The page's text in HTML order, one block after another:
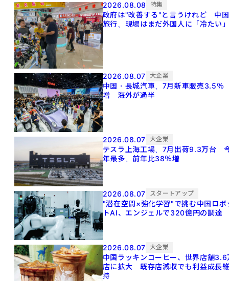
2026.08.08 特集
政府は"改善する"と言うけれど 中国
旅行、現場はまだ外国人に「冷たい
2026.08.07 大企業
中国・長城汽車、7月新車販売3.5％
増 海外が過半
2026.08.07 大企業
テスラ上海工場、7月出荷9.3万台
年最多、前年比38％増
2026.08.07 スタートアップ
"潜在空間×強化学習"で挑む中国ロボ
トAI、エンジェルで320億円の調達
2026.08.07 大企業
中国ラッキンコーヒー、世界店舗3.6
店に拡大 既存店減収でも利益成長
持